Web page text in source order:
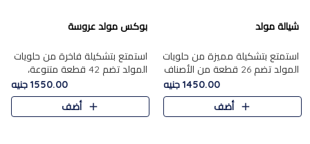
شيالة مولد
استمتع بتشكيلة مميزة من حلويات
المولد تضم 26 قطعة من الأصناف
الشرقية المتنوعة......1450.00 جنيه
أضف
بوكس مولد عروسة
استمتع بتشكيلة فاخرة من حلويات
المولد تضم 42 قطعة متنوعة،
1550.00 جنيه
أضف